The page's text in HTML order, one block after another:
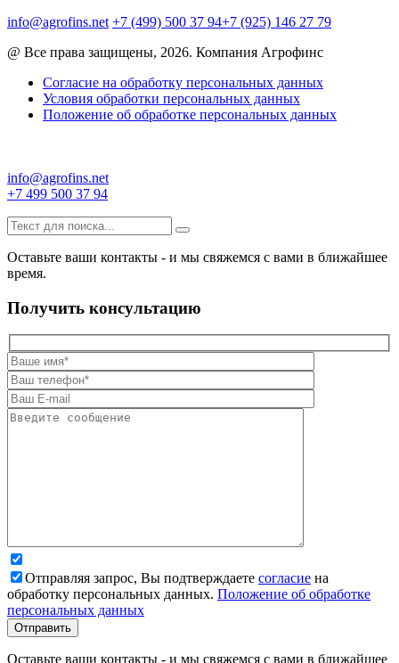
info@agrofins.net +7 (499) 500 37 94+7 (925) 146 27 79
@ Все права защищены, 2026. Компания Агрофинс
Согласие на обработку персональных данных
Условия обработки персональных данных
Положение об обработке персональных данных
info@agrofins.net
+7 499 500 37 94
Оставьте ваши контакты - и мы свяжемся с вами в ближайшее
время.
Получить консультацию
Отправляя запрос, Вы подтверждаете согласие на
обработку персональных данных. Положение об обработке
персональных данных
Оставьте ваши контакты - и мы свяжемся с вами в ближайшее